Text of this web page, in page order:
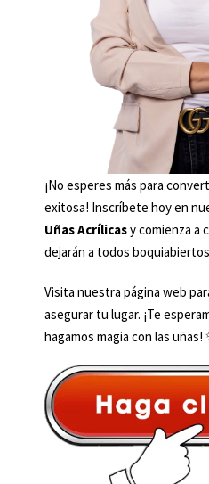
¡No esperes más para
exitosa! Inscríbete hoy en
Uñas Acrílicasy comienza a
dejarán a todos
Visita nuestra página web
asegurar tu lugar. ¡Te
hagamos magia con las uñas!